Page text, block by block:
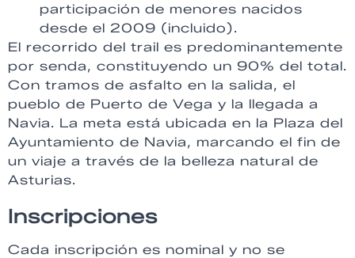
participación de menores nacidos
desde el 2009 (incluido).
El recorrido del trail es predominantemente
por senda, constituyendo un 90% del total.
Con tramos de asfalto en la salida, el
pueblo de Puerto de Vega y la llegada a
Navia. La meta está ubicada en la Plaza del
Ayuntamiento de Navia, marcando el fin de
un viaje a través de la belleza natural de
Asturias.
Inscripciones
Cada inscripción es nominal y no se